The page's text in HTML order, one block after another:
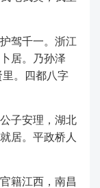
驾千一。浙江
居。乃孙泽
。四都八字
子安理，湖北
居。平政桥人
籍江西，南昌